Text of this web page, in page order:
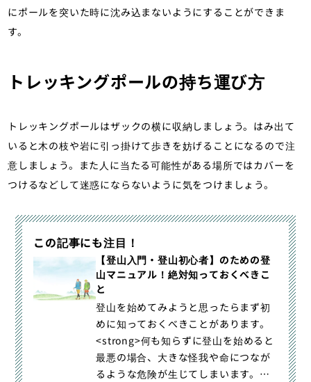
にポールを突いた時に沈み込まないようにすることができま
す。
トレッキングポールの持ち運び方
トレッキングポールはザックの横に収納しましょう。はみ出て
いると木の枝や岩に引っ掛けて歩きを妨げることになるので注
意しましょう。また人に当たる可能性がある場所ではカバーを
つけるなどして迷惑にならないように気をつけましょう。
この記事にも注目！
【登山入門・登山初心者】のための登
山マニュアル！絶対知っておくべきこ
と
登山を始めてみようと思ったらまず初
めに知っておくべきことがあります。
<strong>何も知らずに登山を始めると
最悪の場合、大きな怪我や命につなが
るような危険が生じてしまいます。